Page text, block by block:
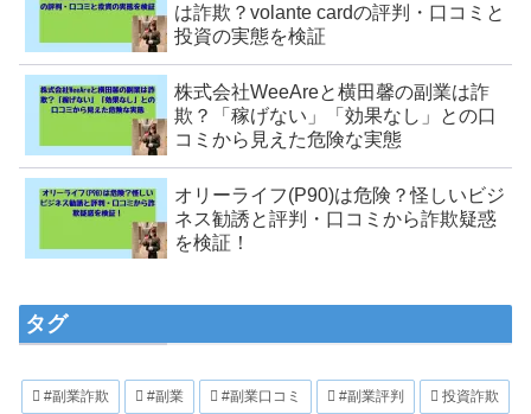
は詐欺？volante cardの評判・口コミと
投資の実態を検証
株式会社WeeAreと横田馨の副業は詐
欺？「稼げない」「効果なし」との口
コミから見えた危険な実態
オリーライフ(P90)は危険？怪しいビジ
ネス勧誘と評判・口コミから詐欺疑惑
を検証！
タグ
#副業詐欺 #副業 #副業口コミ #副業評判 投資詐欺